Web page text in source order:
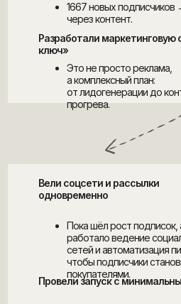
Пока шёл рост подписок,
работало ведение
сетей и автоматизация
чтобы подписчики
покупателями.
Вели соцсети и рассылки
одновременно
Провели запуск с
1667 новых подписчиков
через контент.
Разработали маркетинговую
ключ»
Это не просто реклама,
а комплексный план:
от лидогенерации до
прогрева.